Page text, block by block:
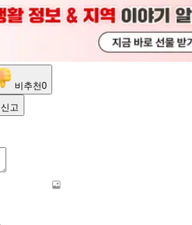
비추천0
신고